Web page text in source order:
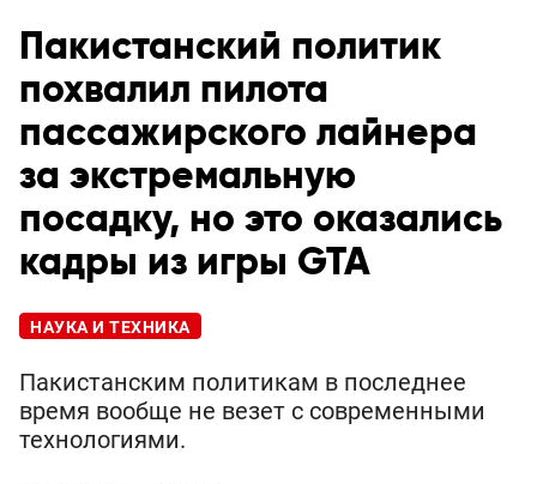
Пакистанский политик
похвалил пилота
пассажирского лайнера
за экстремальную
посадку, но это оказались
кадры из игры GTA
НАУКА И ТЕХНИКА
Пакистанским политикам в последнее
время вообще не везет с современными
технологиями.